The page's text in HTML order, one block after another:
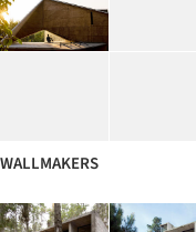
WALLMAKERS